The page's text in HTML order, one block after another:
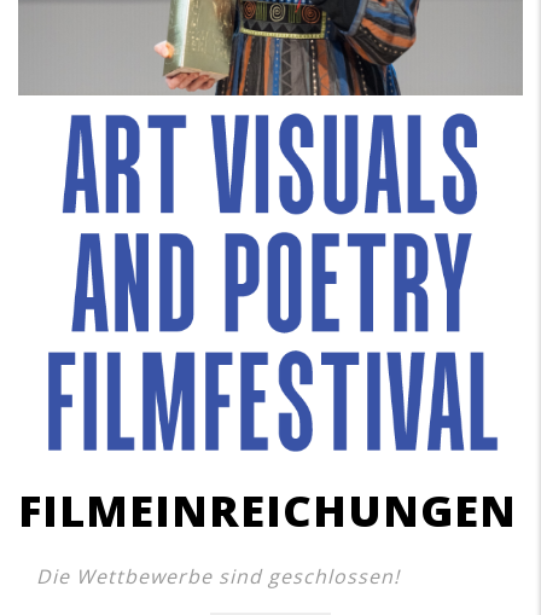
FILMEINREICHUNGEN
Die Wettbewerbe sind geschlossen!